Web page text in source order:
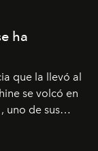
ha
que la llevó al
se volcó en
, uno de sus